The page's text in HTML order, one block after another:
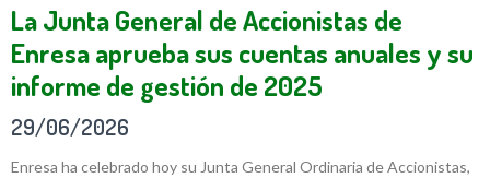
La Junta General de Accionistas de
Enresa aprueba sus cuentas anuales y su
informe de gestión de 2025
29/06/2026
Enresa ha celebrado hoy su Junta General Ordinaria de Accionistas,